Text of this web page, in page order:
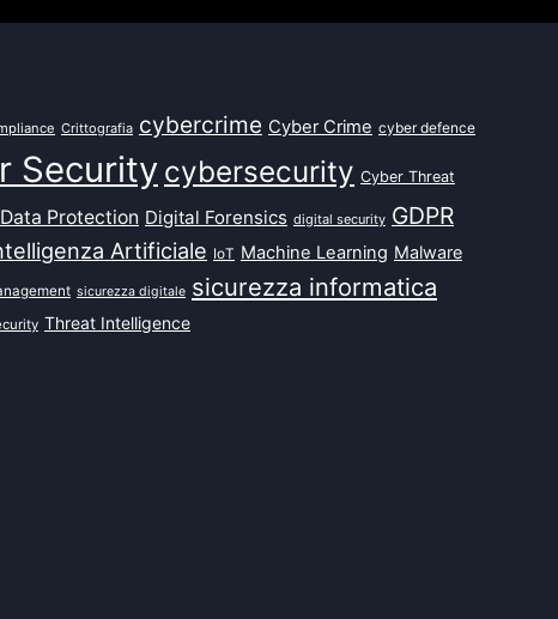
Crittografia cybercrime Cyber Crime cyber defence
Securitycybersecurity Cyber Threat
Data Protection Digital Forensics digital security GDPR
Artificiale IoT Machine Learning Malware
sicurezza digitale sicurezza informatica
Threat Intelligence